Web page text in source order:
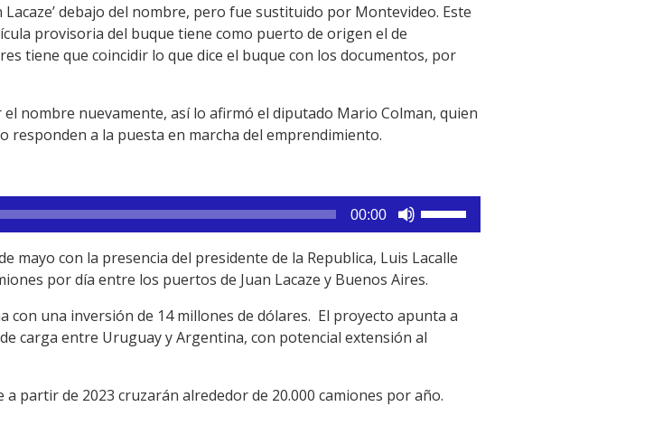
debajo del nombre, pero fue sustituido por Montevideo. Este
provisoria del buque tiene como puerto de origen el de
tiene que coincidir lo que dice el buque con los documentos, por
nombre nuevamente, así lo afirmó el diputado Mario Colman, quien
responden a la puesta en marcha del emprendimiento.
00:00
teclas
arriba/abajo
para
disminuir
mayo con la presencia del presidente de la Republica, Luis Lacalle
por día entre los puertos de Juan Lacaze y Buenos Aires.
con una inversión de 14 millones de dólares. El proyecto apunta a
carga entre Uruguay y Argentina, con potencial extensión al
partir de 2023 cruzarán alrededor de 20.000 camiones por año.